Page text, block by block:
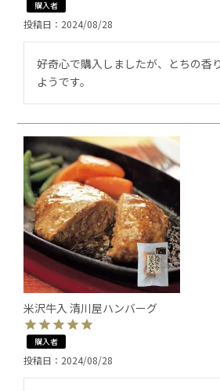
購入者
投稿日 2024/08/28
好奇心で購入しましたが、とちの香
ようです。
米沢牛入 清川屋ハンバーグ
購入者
投稿日 2024/08/28